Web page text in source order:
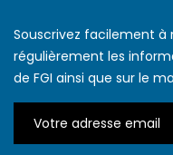
Souscrivez facilement
régulièrement les
de FGI ainsi que sur le